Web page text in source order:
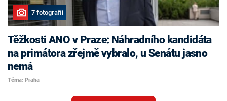
7 fotografií
Těžkosti ANO v Praze: Náhradního kandidáta
na primátora zřejmě vybralo, u Senátu jasno
nemá
Téma: Praha